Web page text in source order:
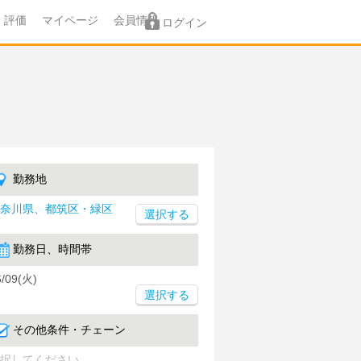
評価 マイページ 会員情報 ログイン
勤務地
川県、都筑区・緑区
勤務日、時間帯
09(火)
選択する
その他条件・チェーン